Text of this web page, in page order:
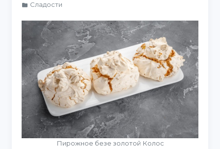
Сладости
Пирожное безе золотой Колос